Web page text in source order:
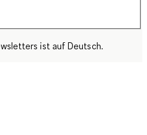
ist auf Deutsch.